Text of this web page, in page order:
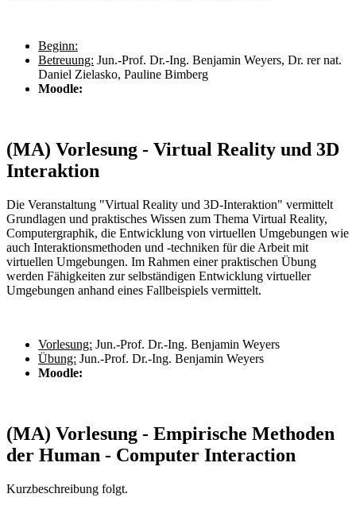
Beginn:
Betreuung: Jun.-Prof. Dr.-Ing. Benjamin Weyers, Dr. rer nat.
Daniel Zielasko, Pauline Bimberg
Moodle:
(MA) Vorlesung - Virtual Reality und 3D
Interaktion
Die Veranstaltung "Virtual Reality und 3D-Interaktion" vermittelt
Grundlagen und praktisches Wissen zum Thema Virtual Reality,
Computergraphik, die Entwicklung von virtuellen Umgebungen wie
auch Interaktionsmethoden und -techniken für die Arbeit mit
virtuellen Umgebungen. Im Rahmen einer praktischen Übung
werden Fähigkeiten zur selbständigen Entwicklung virtueller
Umgebungen anhand eines Fallbeispiels vermittelt.
Vorlesung: Jun.-Prof. Dr.-Ing. Benjamin Weyers
Übung: Jun.-Prof. Dr.-Ing. Benjamin Weyers
Moodle:
(MA) Vorlesung - Empirische Methoden
der Human - Computer Interaction
Kurzbeschreibung folgt.